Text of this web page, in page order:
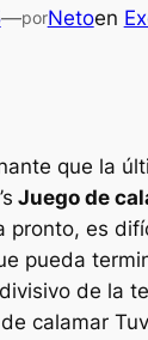
—porNetoen
que la
Juego de
pronto, es
pueda
de la
calamar